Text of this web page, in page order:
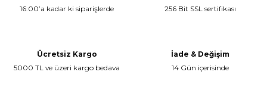
Ürün resmi kalitesiz, bozuk veya görüntülenemiyor.
16:00’a kadar ki siparişlerde
256 Bit SSL sertifikası
Ücretsiz Kargo
5000 TL ve üzeri kargo bedava
İade & Değişim
14 Gün içerisinde